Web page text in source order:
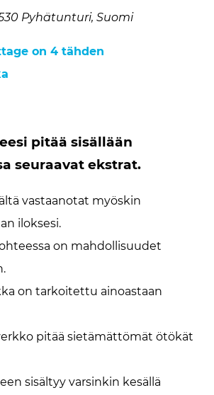
Pyhätunturi, Suomi
on 4 tähden
pitää sisällään
seuraavat ekstrat.
vastaanotat myöskin
iloksesi.
on mahdollisuudet
on tarkoitettu ainoastaan
pitää sietämättömät ötökät
sisältyy varsinkin kesällä